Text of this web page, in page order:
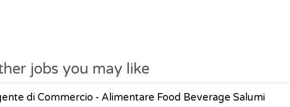
jobs you may like
di Commercio - Alimentare Food Beverage Salumi